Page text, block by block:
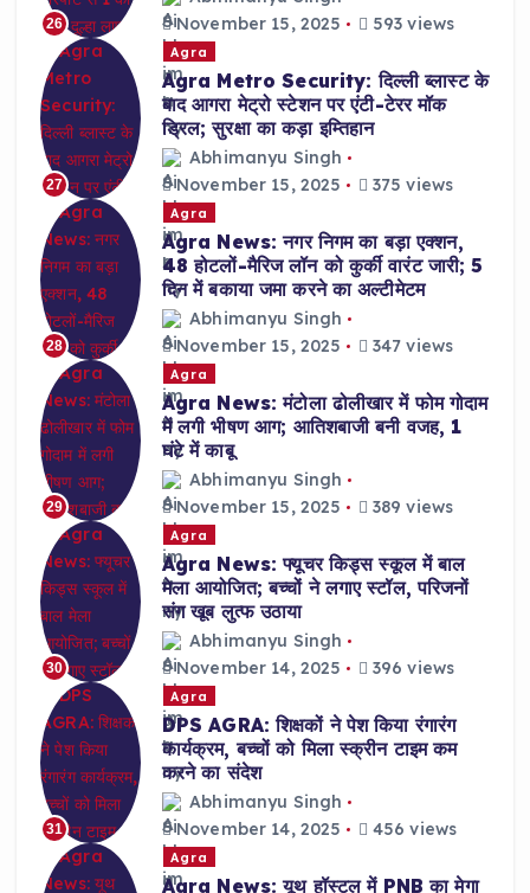
26
November 15, 2025
593 views
27
Agra
Agra Metro Security: दिल्ली ब्लास्ट के
बाद आगरा मेट्रो स्टेशन पर एंटी-टेरर मॉक
ड्रिल; सुरक्षा का कड़ा इम्तिहान
Abhimanyu Singh
November 15, 2025
375 views
28
Agra
Agra News: नगर निगम का बड़ा एक्शन,
48 होटलों-मैरिज लॉन को कुर्की वारंट जारी; 5
दिन में बकाया जमा करने का अल्टीमेटम
Abhimanyu Singh
November 15, 2025
347 views
29
Agra
Agra News: मंटोला ढोलीखार में फोम गोदाम
में लगी भीषण आग; आतिशबाजी बनी वजह, 1
घंटे में काबू
Abhimanyu Singh
November 15, 2025
389 views
30
Agra
Agra News: फ्यूचर किड्स स्कूल में बाल
मेला आयोजित; बच्चों ने लगाए स्टॉल, परिजनों
संग खूब लुत्फ उठाया
Abhimanyu Singh
November 14, 2025
396 views
31
Agra
DPS AGRA: शिक्षकों ने पेश किया रंगारंग
कार्यक्रम, बच्चों को मिला स्क्रीन टाइम कम
करने का संदेश
Abhimanyu Singh
November 14, 2025
456 views
Agra
Agra News: यूथ हॉस्टल में PNB का मेगा